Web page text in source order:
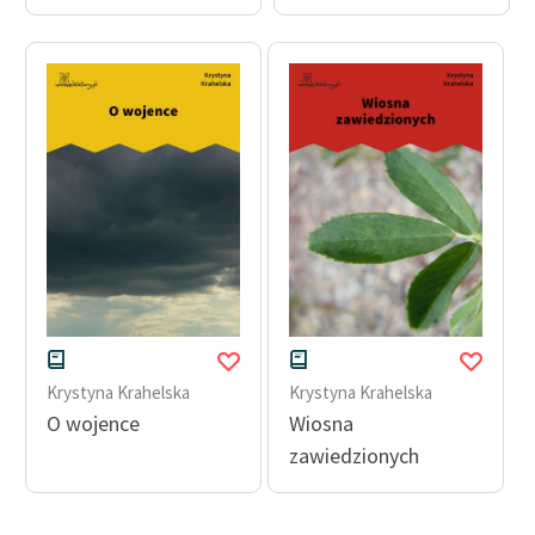
Ręce pełne poezji
Kolekcje edukacyjne
twórców przechodzących
do domeny publicznej,
lektur szkolnych oraz
Starego Testamentu
Odkurzamy bohaterów
Szkoła Poezji Wolnych
Lektur
O nas
Kontakt
Zespół
Krystyna Krahelska
O wojence
Krystyna Krahelska
Wiosna
zawiedzionych